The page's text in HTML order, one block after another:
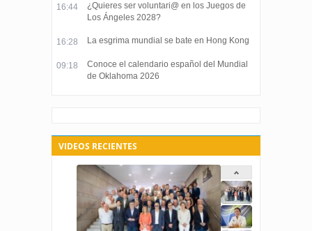
16:44
¿Quieres ser voluntari@ en los Juegos de
Los Ángeles 2028?
16:28 La esgrima mundial se bate en Hong Kong
09:18
Conoce el calendario español del Mundial
de Oklahoma 2026
VIDEOS RECIENTES